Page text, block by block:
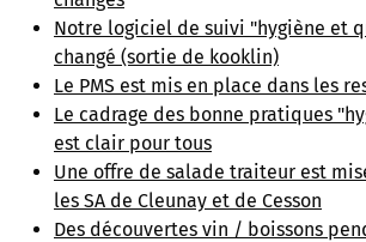
Notre logiciel de suivi "hygiène et
changé (sortie de kooklin)
Le PMS est mis en place dans les
Le cadrage des bonne pratiques
est clair pour tous
Une offre de salade traiteur est
les SA de Cleunay et de Cesson
Des découvertes vin / boissons